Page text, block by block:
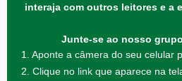
interaja com outros leitores e a
Junte-se ao nosso
1. Aponte a câmera do seu celular
2. Clique no link que aparece na